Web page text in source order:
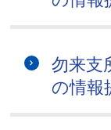
勿来支
の情報